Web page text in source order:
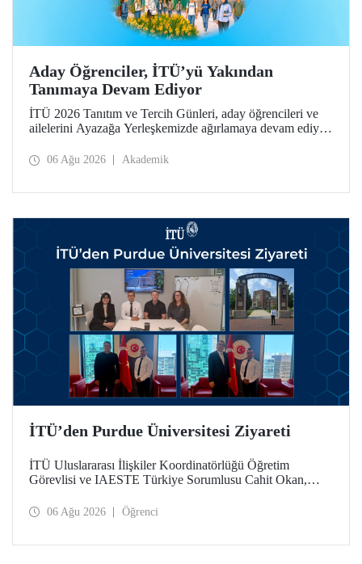
Aday Öğrenciler, İTÜ’yü Yakından
Tanımaya Devam Ediyor
İTÜ 2026 Tanıtım ve Tercih Günleri, aday öğrencileri ve
ailelerini Ayazağa Yerleşkemizde ağırlamaya devam ediyor.
ilgili fakülte ve birimler adaylara bilgi vermeye devam
06 Ağu 2026 Akademik
İTÜ’den Purdue Üniversitesi Ziyareti
İTÜ Uluslararası İlişkiler Koordinatörlüğü Öğretim
Görevlisi ve IAESTE Türkiye Sorumlusu Cahit Okan,
Temmuz tarihlerinde ABD’de dünyanın önde gelen
06 Ağu 2026 Öğrenci